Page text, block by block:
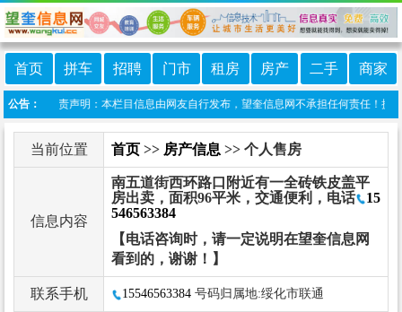
首页 拼车 招聘 门市 租房 房产 二手 商家
公告：
息港 免责声明：本栏目信息由网友自行发布，望奎信息网不承担任何责任！提
当前位置 首页 >> 房产信息 >> 个人售房
信息内容
南五道街西环路口附近有一全砖铁皮盖平
房出卖，面积96平米，交通便利，电话
15
546563384
【电话咨询时，请一定说明在望奎信息网
看到的，谢谢！】
联系手机 15546563384 号码归属地:绥化市联通